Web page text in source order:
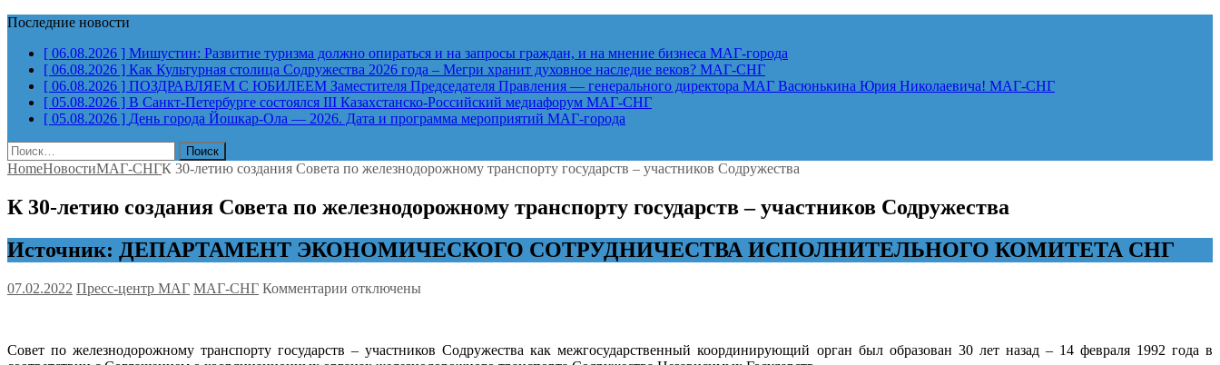
Последние новости
[ 06.08.2026 ] Мишустин: Развитие туризма должно опираться и на запросы граждан, и на мнение бизнеса МАГ-города
[ 06.08.2026 ] Как Культурная столица Содружества 2026 года – Мегри хранит духовное наследие веков? МАГ-СНГ
[ 06.08.2026 ] ПОЗДРАВЛЯЕМ С ЮБИЛЕЕМ Заместителя Председателя Правления — генерального директора МАГ Васюнькина Юрия Николаевича! МАГ-СНГ
[ 05.08.2026 ] В Санкт-Петербурге состоялся III Казахстанско-Российский медиафорум МАГ-СНГ
[ 05.08.2026 ] День города Йошкар-Ола — 2026. Дата и программа мероприятий МАГ-города
Найти:
HomeНовостиМАГ-СНГК 30-летию создания Совета по железнодорожному транспорту государств – участников Содружества
К 30-летию создания Совета по железнодорожному транспорту государств – участников Содружества
Источник: ДЕПАРТАМЕНТ ЭКОНОМИЧЕСКОГО СОТРУДНИЧЕСТВА ИСПОЛНИТЕЛЬНОГО КОМИТЕТА СНГ
07.02.2022 Пресс-центр МАГ МАГ-СНГ Комментарии к
летию
отключены
Совет по железнодорожному транспорту государств – участников Содружества как межгосударственный координирующий орган был образован 30 лет назад – 14 февраля 1992 года в